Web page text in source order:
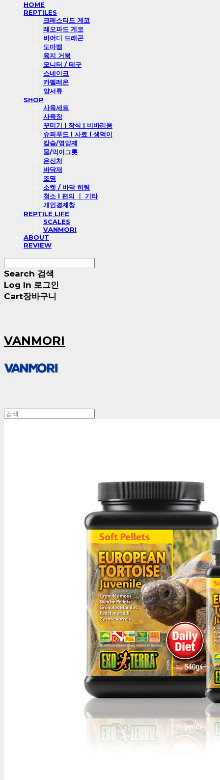
HOME
REPTILES
크레스티드 게코
레오파드 게코
비어디 드래곤
도마뱀
육지 거북
모니터 / 테구
스네이크
카멜레온
양서류
SHOP
사육세트
사육장
꾸미기 l 장식 l 비바리움
슈퍼푸드 l 사료 l 생먹이
칼슘/영양제
물/먹이그릇
은신처
바닥재
조명
소켓 / 바닥 히팅
청소 l 편의 ㅣ 기타
개인결제창
REPTILE LIFE
SCALES
VANMORI
ABOUT
REVIEW
Search 검색
Log In 로그인
Cart장바구니
VANMORI